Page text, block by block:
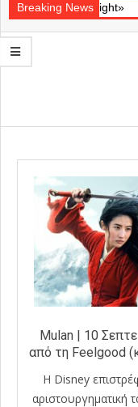
Navigation
Menu
Breaking News
«Ray of Light»
Mulan | 10
από τη Feelgood
Η Disney
αριστουργηματική